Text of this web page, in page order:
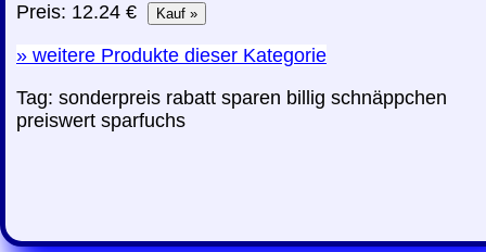
Preis: 12.24 €
» weitere Produkte dieser Kategorie
Tag: sonderpreis rabatt sparen billig schnäppchen
preiswert sparfuchs